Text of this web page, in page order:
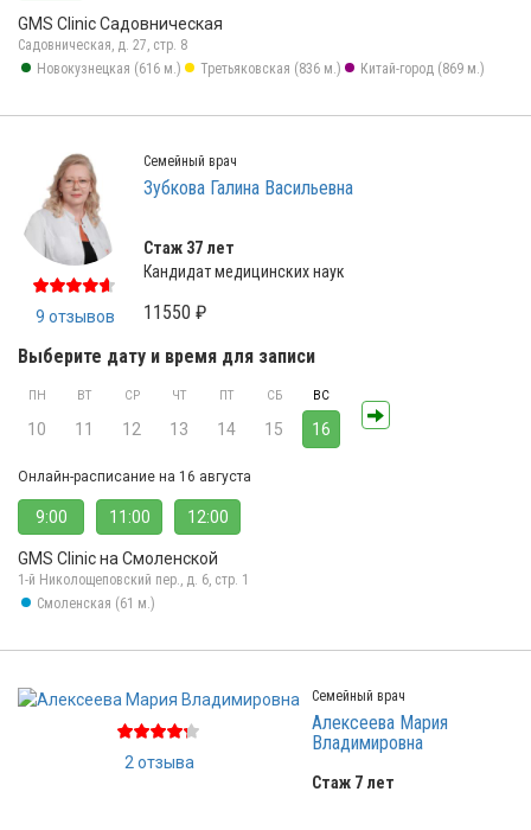
GMS Clinic Садовническая
Садовническая, д. 27, стр. 8
Новокузнецкая (616 м.)
Третьяковская (836 м.) Китай-город (869 м.)
9 отзывов
Семейный врач
Зубкова Галина Васильевна
Стаж 37 лет
Кандидат медицинских наук
11550 ₽
Выберите дату и время для записи
ПН
10
ВТ
11
СР
12
ЧТ
13
ПТ
14
СБ
15
ВС
16
Онлайн-расписание на 16 августа
9:00 11:00 12:00
GMS Clinic на Смоленской
1-й Николощеповский пер., д. 6, стр. 1
Смоленская (61 м.)
2 отзыва
Семейный врач
Алексеева Мария
Владимировна
Стаж 7 лет